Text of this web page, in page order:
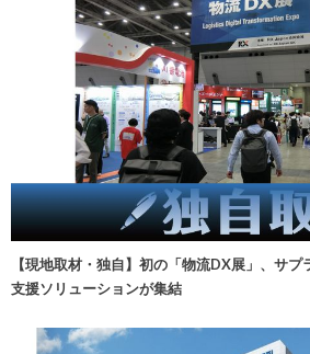
【現地取材・独自】初の「物流DX展」、サ
支援ソリューションが集結